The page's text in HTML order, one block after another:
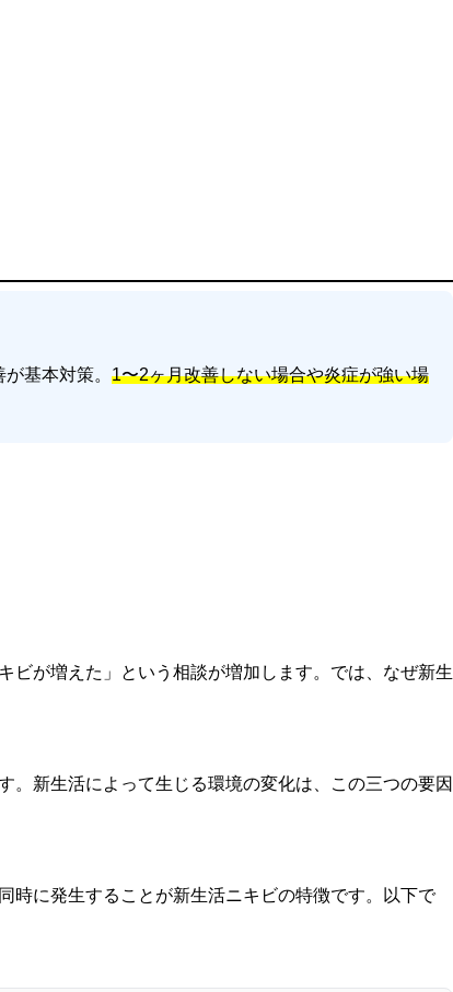
基本対策。 1〜2ヶ月改善しない場合や炎症が強い場
ビが増えた」という相談が増加します。では、なぜ新生
。新生活によって生じる環境の変化は、この三つの要因
時に発生することが新生活ニキビの特徴です。以下で